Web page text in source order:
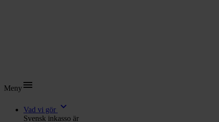
Menymenu
Vad vi gör expand_more
Svensk inkasso är